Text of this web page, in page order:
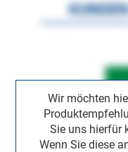
Wir möchten
Sie uns hierfür
Wenn Sie diese